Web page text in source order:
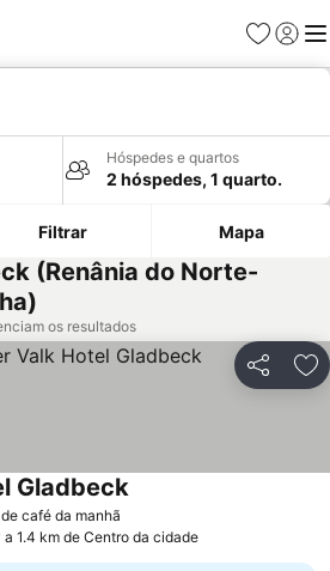
Favoritos
Iniciar
Hóspedes e quartos
2 hóspedes, 1 quarto.
Filtrar Mapa
(Renânia do Norte-
os resultados
Partilhar
café da manhã
Gladbeck
a 1.4 km de Centro da cidade